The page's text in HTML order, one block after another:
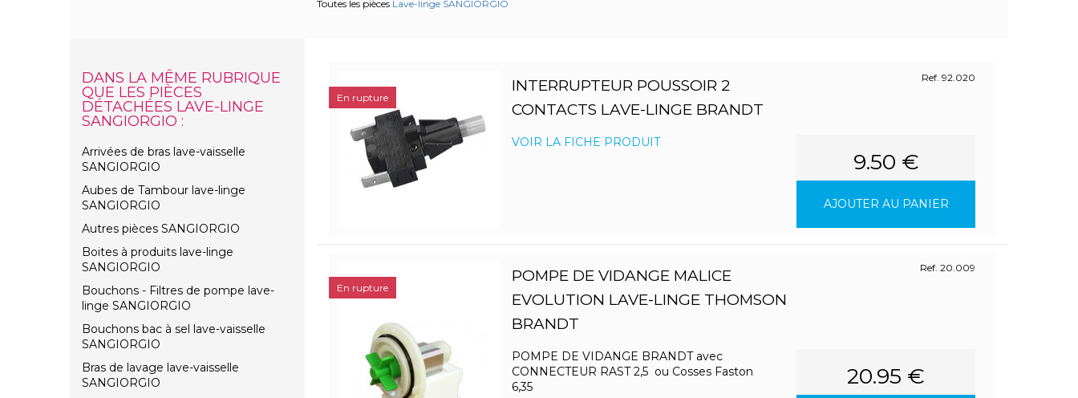
Toutes les pièces Lave-linge SANGIORGIO
DANS LA MÊME RUBRIQUE
QUE LES PIÈCES
DÉTACHÉES LAVE-LINGE
SANGIORGIO :
Arrivées de bras lave-vaisselle
SANGIORGIO
Aubes de Tambour lave-linge
SANGIORGIO
Autres pièces SANGIORGIO
Boites à produits lave-linge
SANGIORGIO
Bouchons - Filtres de pompe lave-
linge SANGIORGIO
Bouchons bac à sel lave-vaisselle
SANGIORGIO
Bras de lavage lave-vaisselle
SANGIORGIO
INTERRUPTEUR POUSSOIR 2
CONTACTS LAVE-LINGE BRANDT
Ref. 92.020
VOIR LA FICHE PRODUIT
9.50 €
AJOUTER AU PANIER
En rupture
POMPE DE VIDANGE MALICE
EVOLUTION LAVE-LINGE THOMSON
BRANDT
Ref. 20.009
POMPE DE VIDANGE BRANDT avec
CONNECTEUR RAST 2,5 ou Cosses Faston
6,35
20.95 €
En rupture